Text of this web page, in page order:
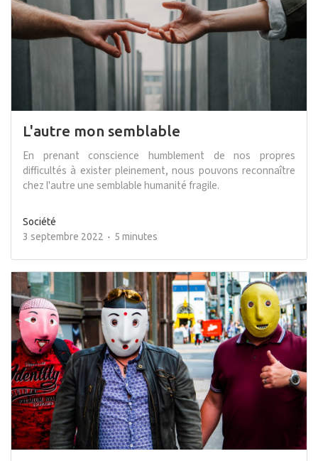
L'autre mon semblable
En prenant conscience humblement de nos propres
difficultés à exister pleinement, nous pouvons reconnaître
chez l'autre une semblable humanité fragile.
Société
3 septembre 2022
5 minutes